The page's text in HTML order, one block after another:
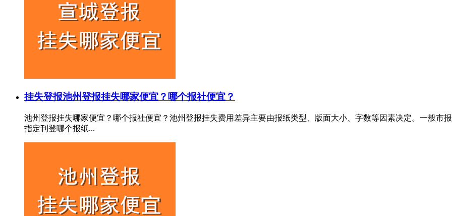
挂失登报池州登报挂失哪家便宜？哪个报社便宜？
池州登报挂失哪家便宜？哪个报社便宜？池州登报挂失费用差异主要由报纸类型、版面大小、字数等因素决定。一般市
指定刊登哪个报纸...